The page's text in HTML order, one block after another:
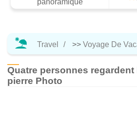
panoramique
Travel >> Voyage De
Quatre personnes regardent
pierre Photo